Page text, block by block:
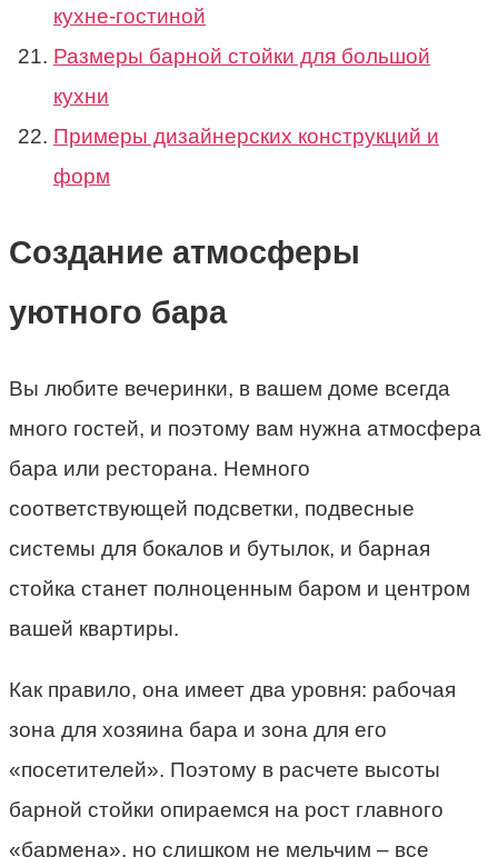
кухне-гостиной
Размеры барной стойки для большой
кухни
Примеры дизайнерских конструкций и
форм
Создание атмосферы
уютного бара
Вы любите вечеринки, в вашем доме всегда
много гостей, и поэтому вам нужна атмосфера
бара или ресторана. Немного
соответствующей подсветки, подвесные
системы для бокалов и бутылок, и барная
стойка станет полноценным баром и центром
вашей квартиры.
Как правило, она имеет два уровня: рабочая
зона для хозяина бара и зона для его
«посетителей». Поэтому в расчете высоты
барной стойки опираемся на рост главного
«бармена», но слишком не мельчим – все